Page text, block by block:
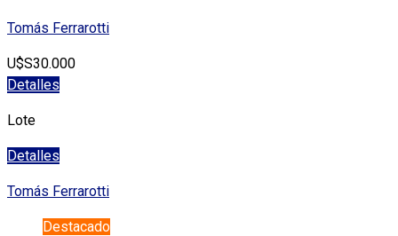
Tomás Ferrarotti
U$S30.000
Detalles
Lote
Detalles
Tomás Ferrarotti
Destacado